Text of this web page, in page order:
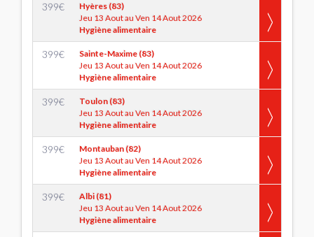
399€
Hyères (83)
Jeu 13 Aout au Ven 14 Aout 2026
Hygiène alimentaire
399€
Sainte-Maxime (83)
Jeu 13 Aout au Ven 14 Aout 2026
Hygiène alimentaire
399€
Toulon (83)
Jeu 13 Aout au Ven 14 Aout 2026
Hygiène alimentaire
399€
Montauban (82)
Jeu 13 Aout au Ven 14 Aout 2026
Hygiène alimentaire
399€
Albi (81)
Jeu 13 Aout au Ven 14 Aout 2026
Hygiène alimentaire